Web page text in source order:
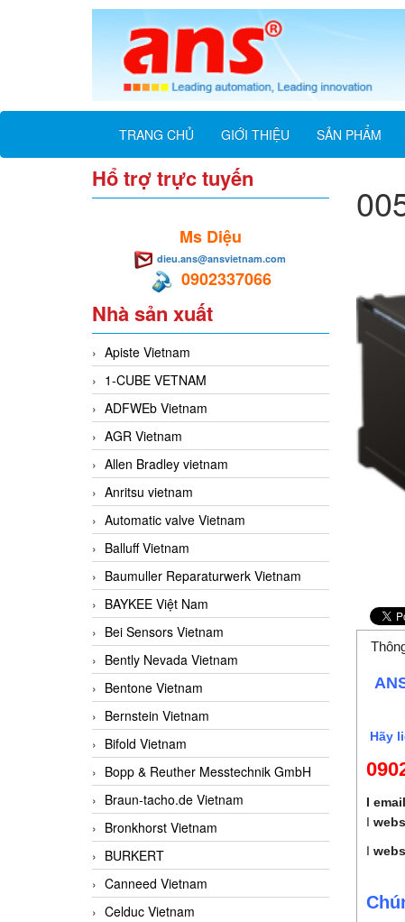
TRANG CHỦ GIỚI THIỆU SẢN PHẨM
Hổ trợ trực tuyến
Ms Diệu
dieu.ans@ansvietnam.com
0902337066
Nhà sản xuất
Apiste Vietnam
1-CUBE VETNAM
ADFWEb Vietnam
AGR Vietnam
Allen Bradley vietnam
Anritsu vietnam
Automatic valve Vietnam
Balluff Vietnam
Baumuller Reparaturwerk Vietnam
BAYKEE Việt Nam
Bei Sensors Vietnam
Bently Nevada Vietnam
Bentone Vietnam
Bernstein Vietnam
Bifold Vietnam
Bopp & Reuther Messtechnik GmbH
Braun-tacho.de Vietnam
Bronkhorst Vietnam
BURKERT
Canneed Vietnam
Celduc Vietnam
Hãy
I
I
I